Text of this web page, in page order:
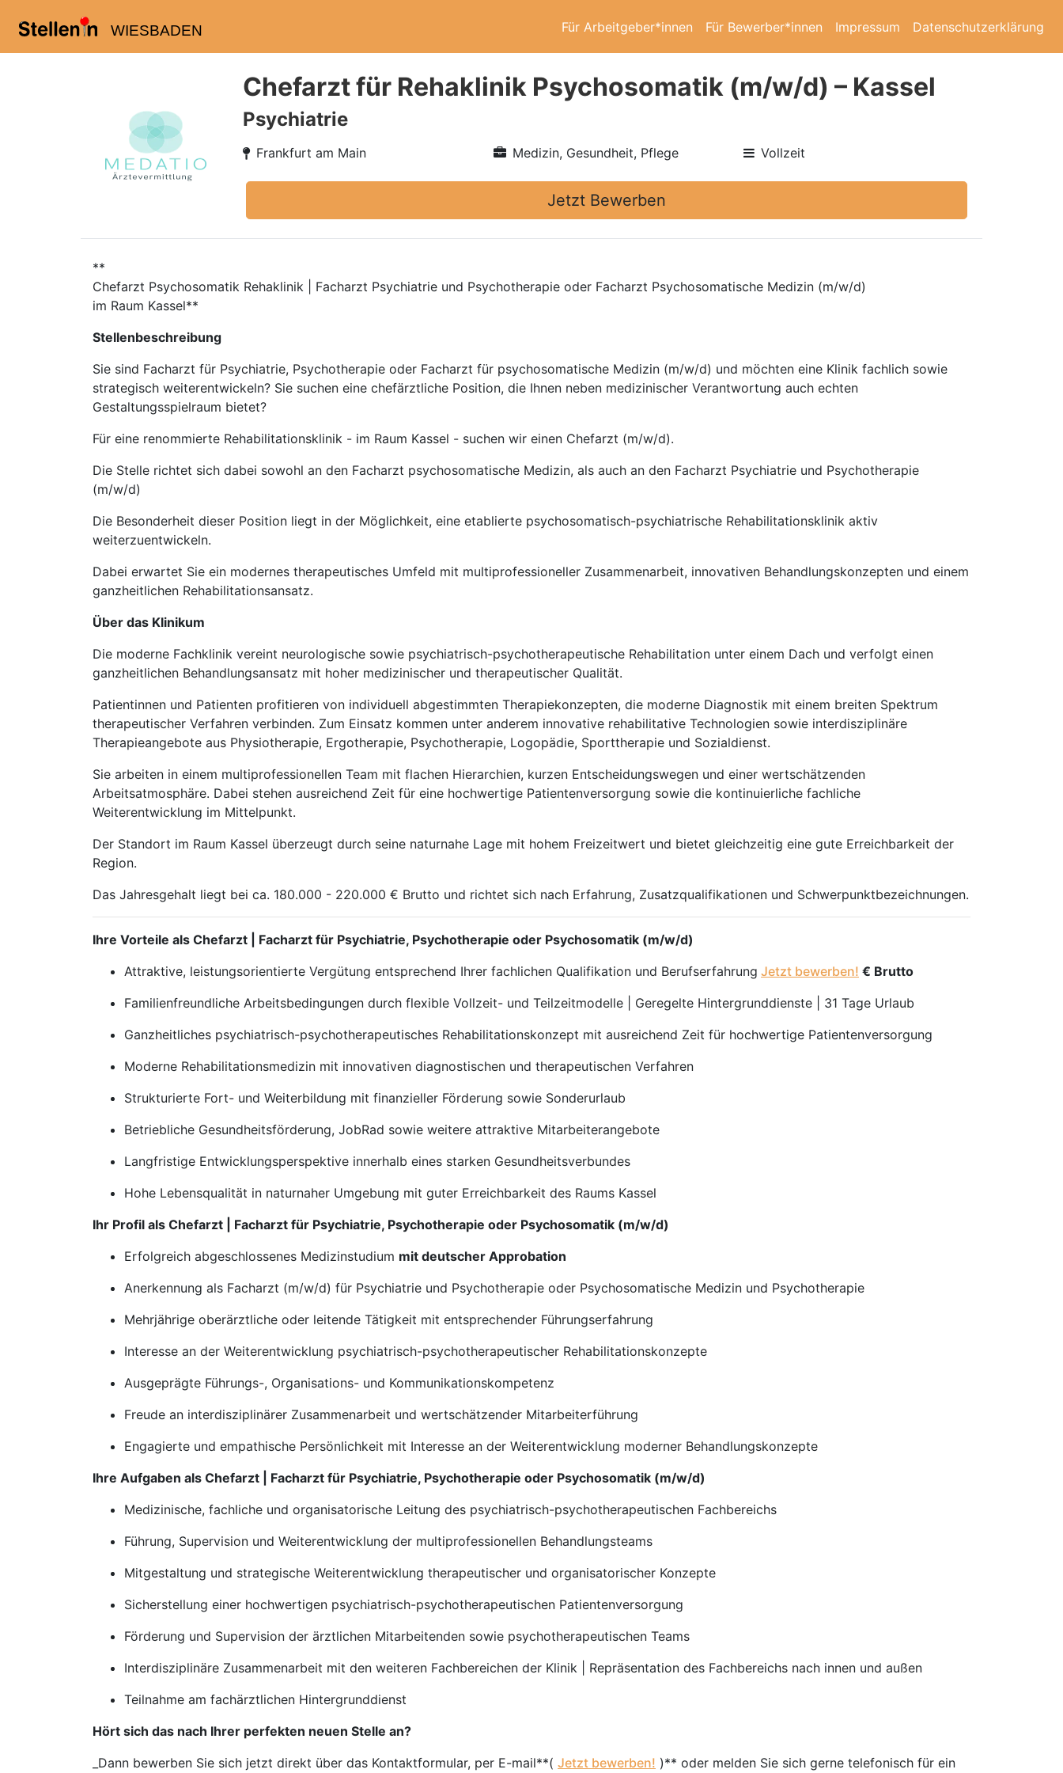
WIESBADEN Für Arbeitgeber*innen Für Bewerber*innen Impressum Datenschutzerklärung
Chefarzt für Rehaklinik Psychosomatik (m/w/d) – Kassel
Psychiatrie
Frankfurt am Main Medizin, Gesundheit, Pflege Vollzeit
Jetzt Bewerben
**
Chefarzt Psychosomatik Rehaklinik | Facharzt Psychiatrie und Psychotherapie oder Facharzt Psychosomatische Medizin (m/w/d)
im Raum Kassel**
Stellenbeschreibung
Sie sind Facharzt für Psychiatrie, Psychotherapie oder Facharzt für psychosomatische Medizin (m/w/d) und möchten eine Klinik fachlich sowie
strategisch weiterentwickeln? Sie suchen eine chefärztliche Position, die Ihnen neben medizinischer Verantwortung auch echten
Gestaltungsspielraum bietet?
Für eine renommierte Rehabilitationsklinik - im Raum Kassel - suchen wir einen Chefarzt (m/w/d).
Die Stelle richtet sich dabei sowohl an den Facharzt psychosomatische Medizin, als auch an den Facharzt Psychiatrie und Psychotherapie
(m/w/d)
Die Besonderheit dieser Position liegt in der Möglichkeit, eine etablierte psychosomatisch-psychiatrische Rehabilitationsklinik aktiv
weiterzuentwickeln.
Dabei erwartet Sie ein modernes therapeutisches Umfeld mit multiprofessioneller Zusammenarbeit, innovativen Behandlungskonzepten und einem
ganzheitlichen Rehabilitationsansatz.
Über das Klinikum
Die moderne Fachklinik vereint neurologische sowie psychiatrisch-psychotherapeutische Rehabilitation unter einem Dach und verfolgt einen
ganzheitlichen Behandlungsansatz mit hoher medizinischer und therapeutischer Qualität.
Patientinnen und Patienten profitieren von individuell abgestimmten Therapiekonzepten, die moderne Diagnostik mit einem breiten Spektrum
therapeutischer Verfahren verbinden. Zum Einsatz kommen unter anderem innovative rehabilitative Technologien sowie interdisziplinäre
Therapieangebote aus Physiotherapie, Ergotherapie, Psychotherapie, Logopädie, Sporttherapie und Sozialdienst.
Sie arbeiten in einem multiprofessionellen Team mit flachen Hierarchien, kurzen Entscheidungswegen und einer wertschätzenden
Arbeitsatmosphäre. Dabei stehen ausreichend Zeit für eine hochwertige Patientenversorgung sowie die kontinuierliche fachliche
Weiterentwicklung im Mittelpunkt.
Der Standort im Raum Kassel überzeugt durch seine naturnahe Lage mit hohem Freizeitwert und bietet gleichzeitig eine gute Erreichbarkeit der
Region.
Das Jahresgehalt liegt bei ca. 180.000 - 220.000 € Brutto und richtet sich nach Erfahrung, Zusatzqualifikationen und Schwerpunktbezeichnungen.
Ihre Vorteile als Chefarzt | Facharzt für Psychiatrie, Psychotherapie oder Psychosomatik (m/w/d)
Attraktive, leistungsorientierte Vergütung entsprechend Ihrer fachlichen Qualifikation und Berufserfahrung Jetzt bewerben! € Brutto
Familienfreundliche Arbeitsbedingungen durch flexible Vollzeit- und Teilzeitmodelle | Geregelte Hintergrunddienste | 31 Tage Urlaub
Ganzheitliches psychiatrisch-psychotherapeutisches Rehabilitationskonzept mit ausreichend Zeit für hochwertige Patientenversorgung
Moderne Rehabilitationsmedizin mit innovativen diagnostischen und therapeutischen Verfahren
Strukturierte Fort- und Weiterbildung mit finanzieller Förderung sowie Sonderurlaub
Betriebliche Gesundheitsförderung, JobRad sowie weitere attraktive Mitarbeiterangebote
Langfristige Entwicklungsperspektive innerhalb eines starken Gesundheitsverbundes
Hohe Lebensqualität in naturnaher Umgebung mit guter Erreichbarkeit des Raums Kassel
Ihr Profil als Chefarzt | Facharzt für Psychiatrie, Psychotherapie oder Psychosomatik (m/w/d)
Erfolgreich abgeschlossenes Medizinstudium mit deutscher Approbation
Anerkennung als Facharzt (m/w/d) für Psychiatrie und Psychotherapie oder Psychosomatische Medizin und Psychotherapie
Mehrjährige oberärztliche oder leitende Tätigkeit mit entsprechender Führungserfahrung
Interesse an der Weiterentwicklung psychiatrisch-psychotherapeutischer Rehabilitationskonzepte
Ausgeprägte Führungs-, Organisations- und Kommunikationskompetenz
Freude an interdisziplinärer Zusammenarbeit und wertschätzender Mitarbeiterführung
Engagierte und empathische Persönlichkeit mit Interesse an der Weiterentwicklung moderner Behandlungskonzepte
Ihre Aufgaben als Chefarzt | Facharzt für Psychiatrie, Psychotherapie oder Psychosomatik (m/w/d)
Medizinische, fachliche und organisatorische Leitung des psychiatrisch-psychotherapeutischen Fachbereichs
Führung, Supervision und Weiterentwicklung der multiprofessionellen Behandlungsteams
Mitgestaltung und strategische Weiterentwicklung therapeutischer und organisatorischer Konzepte
Sicherstellung einer hochwertigen psychiatrisch-psychotherapeutischen Patientenversorgung
Förderung und Supervision der ärztlichen Mitarbeitenden sowie psychotherapeutischen Teams
Interdisziplinäre Zusammenarbeit mit den weiteren Fachbereichen der Klinik | Repräsentation des Fachbereichs nach innen und außen
Teilnahme am fachärztlichen Hintergrunddienst
Hört sich das nach Ihrer perfekten neuen Stelle an?
_Dann bewerben Sie sich jetzt direkt über das Kontaktformular, per E-mail**( Jetzt bewerben! )** oder melden Sie sich gerne telefonisch für ein